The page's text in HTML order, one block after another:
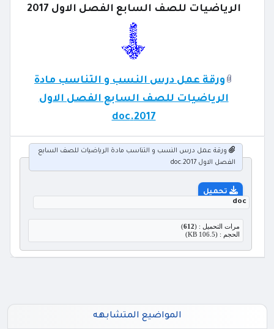
الرياضيات للصف السابع الفصل الاول 2017
ورقة عمل درس النسب و التناسب مادة
الرياضيات للصف السابع الفصل الاول
2017.doc
ورقة عمل درس النسب و التناسب مادة الرياضيات للصف السابع
الفصل الاول 2017.doc
تحميل
doc
مرات التحميل : (612
)
الحجم : (106.5 KB)
المواضيع المتشابهه